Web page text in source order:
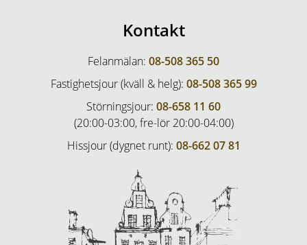
Kontakt
Felanmälan: 08-508 365 50
Fastighetsjour (kväll & helg): 08-508 365 99
Störningsjour: 08-658 11 60
(20:00-03:00, fre-lör 20:00-04:00)
Hissjour (dygnet runt): 08-662 07 81